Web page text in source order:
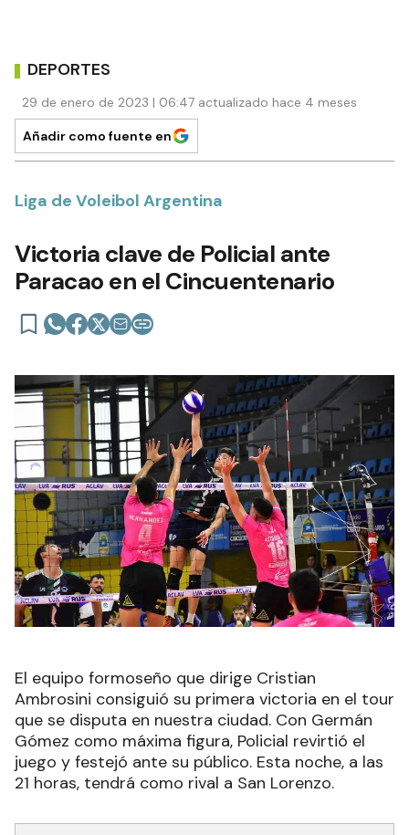
DEPORTES
29 de enero de 2023 | 06:47 actualizado hace 4 meses
Añadir como fuente en
Liga de Voleibol Argentina
Victoria clave de Policial ante
Paracao en el Cincuentenario
El equipo formoseño que dirige Cristian
Ambrosini consiguió su primera victoria en el tour
que se disputa en nuestra ciudad. Con Germán
Gómez como máxima figura, Policial revirtió el
juego y festejó ante su público. Esta noche, a las
21 horas, tendrá como rival a San Lorenzo.